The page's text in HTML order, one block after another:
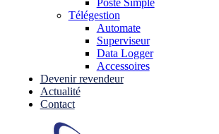
Poste Simple
Télégestion
Automate
Superviseur
Data Logger
Accessoires
Devenir revendeur
Actualité
Contact